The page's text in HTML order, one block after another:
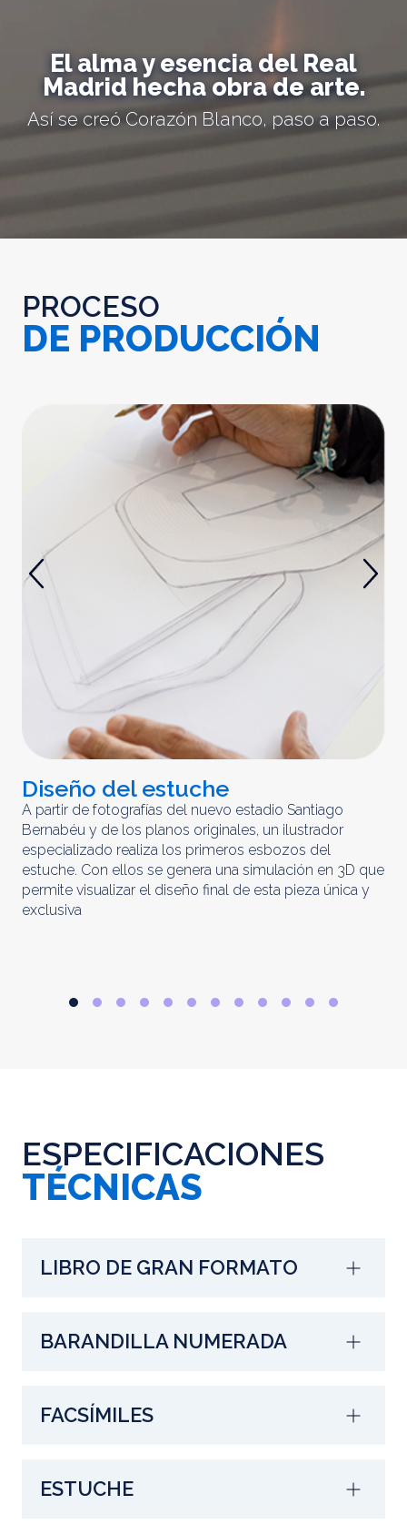
El alma y esencia del Real
Madrid hecha obra de arte.
Así se creó Corazón Blanco, paso a paso.
PROCESO
DE PRODUCCIÓN
Diseño del estuche
A partir de fotografías del nuevo estadio Santiago
Bernabéu y de los planos originales, un ilustrador
especializado realiza los primeros esbozos del
estuche. Con ellos se genera una simulación en 3D que
permite visualizar el diseño final de esta pieza única y
exclusiva
ESPECIFICACIONES
TÉCNICAS
LIBRO DE GRAN FORMATO
BARANDILLA NUMERADA
FACSÍMILES
ESTUCHE